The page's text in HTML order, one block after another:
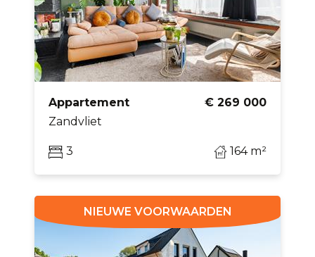
Appartement
€ 269 000
Zandvliet
3 164 m²
NIEUWE VOORWAARDEN